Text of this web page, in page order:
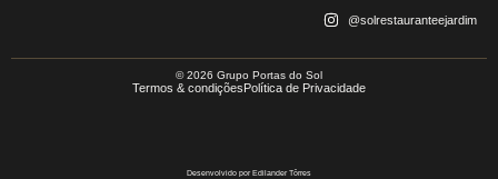
@solrestauranteejardim
© 2026 Grupo Portas do Sol
Termos & condiçõesPolítica de Privacidade
Desenvolvido por Edilander Tôrres